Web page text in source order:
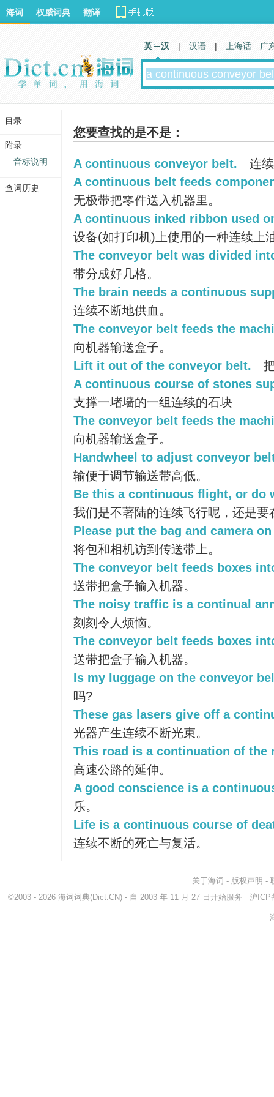
您要查找的是不是：
A continuous conveyor belt.
连
A continuous belt feeds
无极带把零件送入机器里。
A continuous inked ribbon used
设备(如打印机)上使用的一种连续上
The conveyor belt was divided
带分成好几格。
The brain needs a continuous
连续不断地供血。
The conveyor belt feeds the
向机器输送盒子。
Lift it out of the conveyor belt.
A continuous course of stones
支撑一堵墙的一组连续的石块
The conveyor belt feeds the
向机器输送盒子。
Handwheel to adjust conveyor
输便于调节输送带高低。
Be this a continuous flight, or do
我们是不著陆的连续飞行呢，还是
Please put the bag and camera
将包和相机访到传送带上。
The conveyor belt feeds boxes
送带把盒子输入机器。
The noisy traffic is a continual
刻刻令人烦恼。
The conveyor belt feeds boxes
送带把盒子输入机器。
Is my luggage on the conveyor
吗?
These gas lasers give off a
光器产生连续不断光束。
This road is a continuation of the
高速公路的延伸。
A good conscience is a
乐。
Life is a continuous course of
连续不断的死亡与复活。
海词 权威词典 翻译
英 汉 | 汉语 | 上海话 广
关于海词 - 版权声明 -
©2003 - 2026 海词词典(Dict.CN) - 自 2003 年 11 月 27 日开始服务 沪ICP
目录
附录
音标说明
查词历史